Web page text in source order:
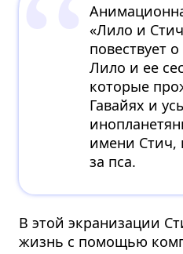
«Лило и
повествует
Лило и ее
которые
Гавайях и
имени Стич,
за пса.
В этой экранизации
жизнь с помощью